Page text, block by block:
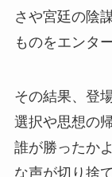
さや宮廷の陰
ものをエンタ
その結果、登
選択や思想の
誰が勝ったか
な声が切り捨